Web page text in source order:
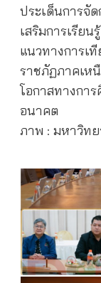
ประเด็นการจั
เสริมการเรีย
แนวทางการเ
ราชภัฏภาคเห
โอกาสทางกา
อนาคต
ภาพ : มหาวิทย